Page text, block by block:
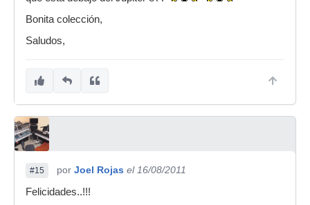
Bonita colección,
Saludos,
#15 por Joel Rojas el 16/08/2011
Felicidades..!!!